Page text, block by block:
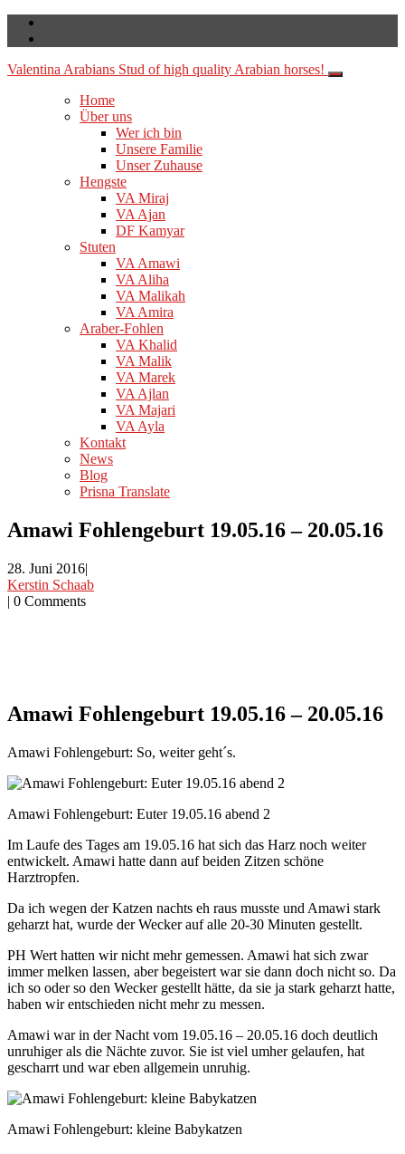
Valentina Arabians Stud of high quality Arabian horses!
Home
Über uns
Wer ich bin
Unsere Familie
Unser Zuhause
Hengste
VA Miraj
VA Ajan
DF Kamyar
Stuten
VA Amawi
VA Aliha
VA Malikah
VA Amira
Araber-Fohlen
VA Khalid
VA Malik
VA Marek
VA Ajlan
VA Majari
VA Ayla
Kontakt
News
Blog
Prisna Translate
Amawi Fohlengeburt 19.05.16 – 20.05.16
28. Juni 2016|
Kerstin Schaab
| 0 Comments
Amawi Fohlengeburt 19.05.16 – 20.05.16
Amawi Fohlengeburt: So, weiter geht´s.
Amawi Fohlengeburt: Euter 19.05.16 abend 2
Im Laufe des Tages am 19.05.16 hat sich das Harz noch weiter
entwickelt. Amawi hatte dann auf beiden Zitzen schöne
Harztropfen.
Da ich wegen der Katzen nachts eh raus musste und Amawi stark
geharzt hat, wurde der Wecker auf alle 20-30 Minuten gestellt.
PH Wert hatten wir nicht mehr gemessen. Amawi hat sich zwar
immer melken lassen, aber begeistert war sie dann doch nicht so. Da
ich so oder so den Wecker gestellt hätte, da sie ja stark geharzt hatte,
haben wir entschieden nicht mehr zu messen.
Amawi war in der Nacht vom 19.05.16 – 20.05.16 doch deutlich
unruhiger als die Nächte zuvor. Sie ist viel umher gelaufen, hat
gescharrt und war eben allgemein unruhig.
Amawi Fohlengeburt: kleine Babykatzen